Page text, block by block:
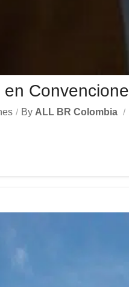
By ALL BR Colombia